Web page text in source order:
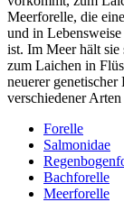
Meerforelle, die
und in
ist. Im Meer hält
zum Laichen in
neuerer
verschiedener
Forelle
Salmonidae
Bachforelle
Meerforelle